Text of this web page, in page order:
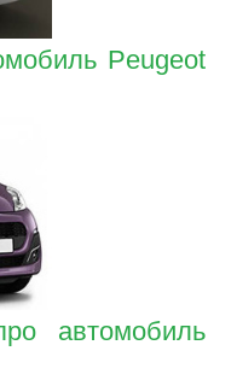
Peugeot
автомобиль